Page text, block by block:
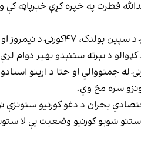
د بېرته ستنېدو بهیر دوام
له چمتووالي او حتا د اړینو
سره مخ وي.
بحران د دغو کورنیو ستونزې
شویو کورنیو وضعیت یې لا